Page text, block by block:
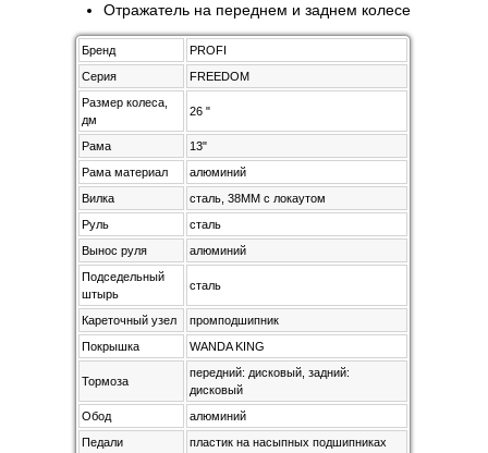
Отражатель на переднем и заднем колесе
Бренд
PROFI
Серия
FREEDOM
Размер колеса,
дм
26 "
Рама
13"
Рама материал
алюминий
Вилка
сталь, 38MM с локаутом
Руль
сталь
Вынос руля
алюминий
Подседельный
штырь
сталь
Кареточный узел
промподшипник
Покрышка
WANDA KING
Тормоза
передний: дисковый, задний:
дисковый
Обод
алюминий
Педали
пластик на насыпных подшипниках